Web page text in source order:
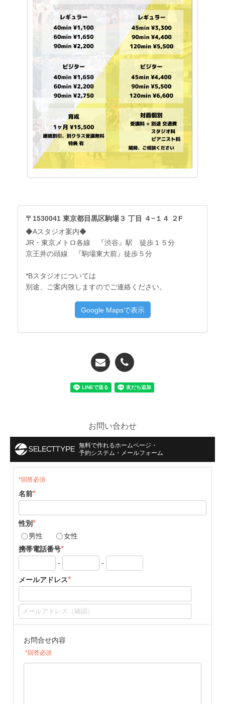
〒1530041 東京都目黒区駒場３ 丁目 ４−１４ ２F
◆Aスタジオ案内◆
JR・東京メトロ各線 『渋谷』駅 徒歩１５分
京王井の頭線 『駒場東大前』徒歩５分
*Bスタジオについては
別途、ご案内致しますのでご連絡ください。
お問い合わせ